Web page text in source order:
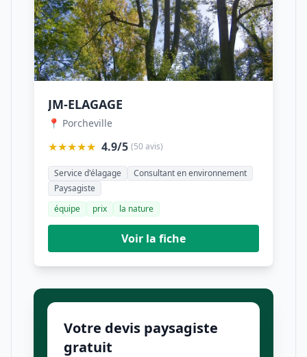
JM-ELAGAGE
📍 Porcheville
★★★★★ 4.9/5 (50 avis)
Service d'élagage
Consultant en environnement
Paysagiste
équipe
prix la nature
Voir la fiche
Votre devis paysagiste
gratuit